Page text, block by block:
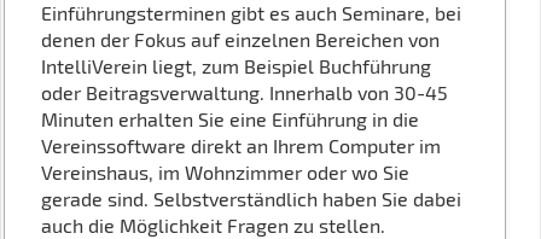
Einführungsterminen gibt es auch Seminare, bei
denen der Fokus auf einzelnen Bereichen von
IntelliVerein liegt, zum Beispiel Buchführung
oder Beitragsverwaltung. Innerhalb von 30-45
Minuten erhalten Sie eine Einführung in die
Vereinssoftware direkt an Ihrem Computer im
Vereinshaus, im Wohnzimmer oder wo Sie
gerade sind. Selbstverständlich haben Sie dabei
auch die Möglichkeit Fragen zu stellen.